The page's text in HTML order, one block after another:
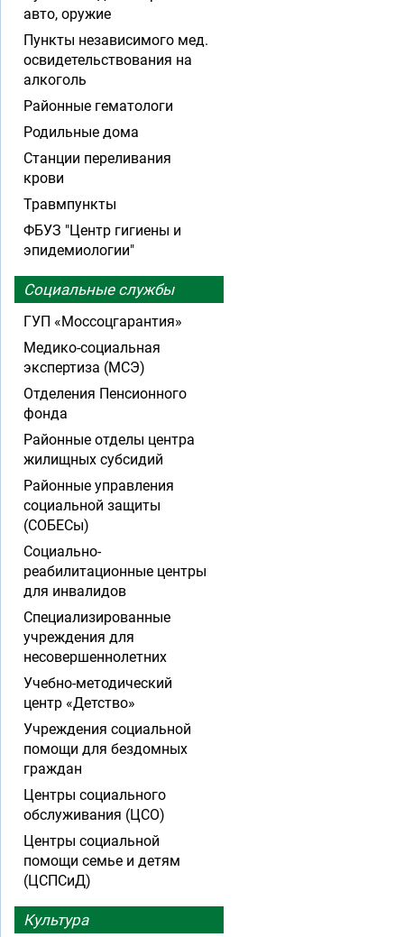
авто, оружие
Пункты независимого мед.
освидетельствования на
алкоголь
Районные гематологи
Родильные дома
Станции переливания
крови
Травмпункты
ФБУЗ "Центр гигиены и
эпидемиологии"
Социальные службы
ГУП «Моссоцгарантия»
Медико-социальная
экспертиза (МСЭ)
Отделения Пенсионного
фонда
Районные отделы центра
жилищных субсидий
Районные управления
социальной защиты
(СОБЕСы)
Социально-
реабилитационные центры
для инвалидов
Специализированные
учреждения для
несовершеннолетних
Учебно-методический
центр «Детство»
Учреждения социальной
помощи для бездомных
граждан
Центры социального
обслуживания (ЦСО)
Центры социальной
помощи семье и детям
(ЦСПСиД)
Культура